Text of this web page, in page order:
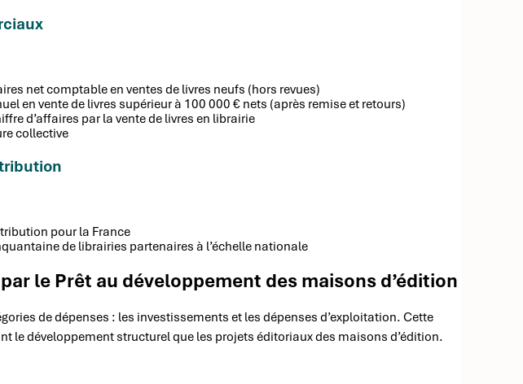
net comptable en ventes de livres neufs (hors revues)
en vente de livres supérieur à 100 000 € nets (après remise et retours)
d’affaires par la vente de livres en librairie
collective
pour la France
de librairies partenaires à l’échelle nationale
le Prêt au développement des maisons d’édition
de dépenses : les investissements et les dépenses d’exploitation. Cette
le développement structurel que les projets éditoriaux des maisons d’édition.